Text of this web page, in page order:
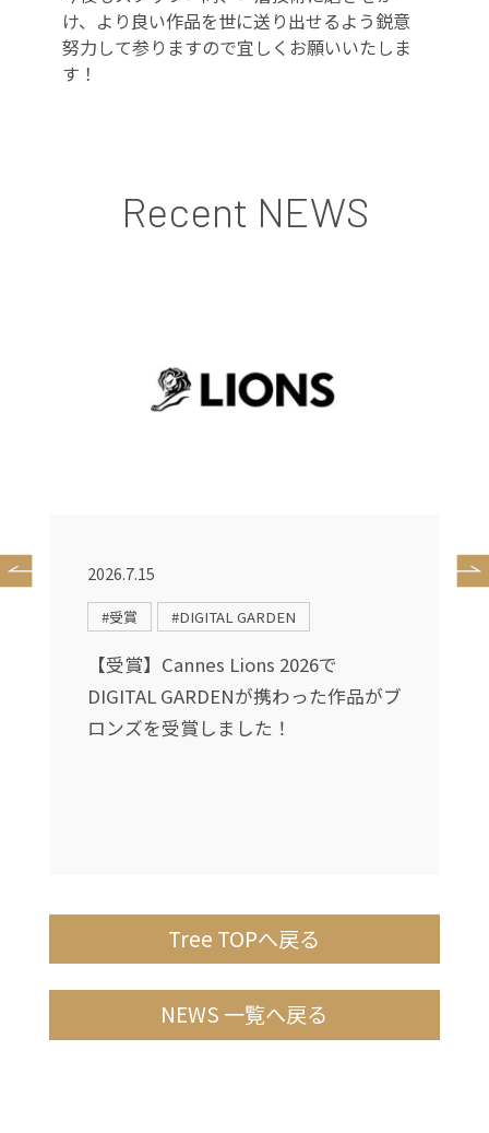
け、より良い作品を世に送り出せるよう鋭意
努力して参りますので宜しくお願いいたしま
す！
Recent NEWS
2026.7.15
#受賞 #DIGITAL GARDEN
【受賞】Cannes Lions 2026で
DIGITAL GARDENが携わった作品がブ
ロンズを受賞しました！
Tree TOPへ戻る
NEWS 一覧へ戻る